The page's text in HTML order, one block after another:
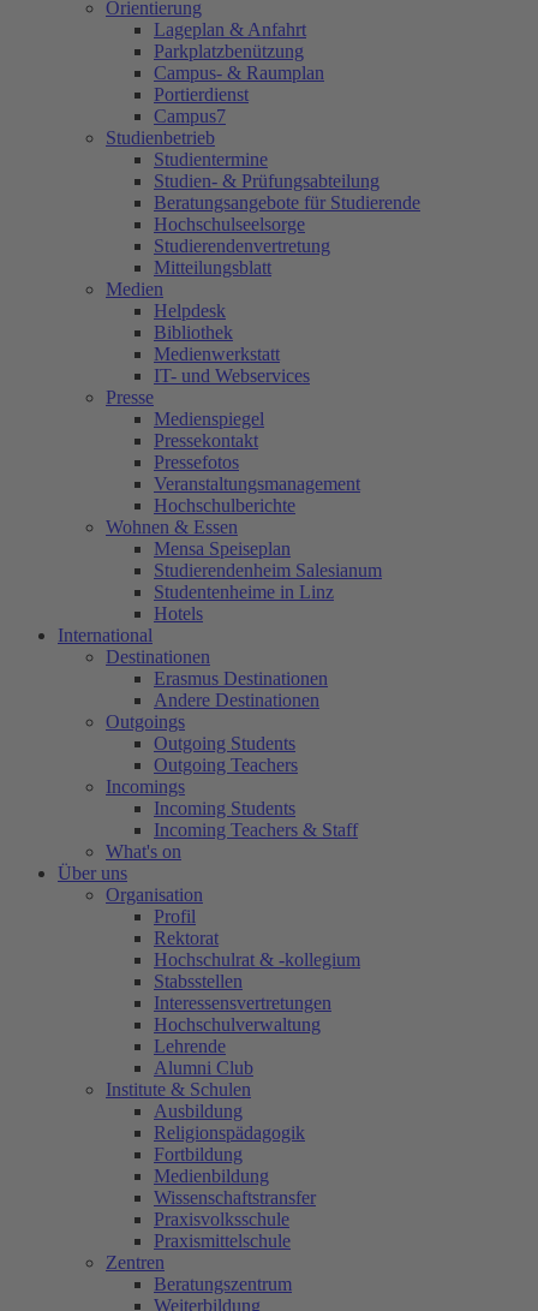
Orientierung
Lageplan & Anfahrt
Parkplatzbenützung
Campus- & Raumplan
Portierdienst
Campus7
Studienbetrieb
Studientermine
Studien- & Prüfungsabteilung
Beratungsangebote für Studierende
Hochschulseelsorge
Studierendenvertretung
Mitteilungsblatt
Medien
Helpdesk
Bibliothek
Medienwerkstatt
IT- und Webservices
Presse
Medienspiegel
Pressekontakt
Pressefotos
Veranstaltungsmanagement
Hochschulberichte
Wohnen & Essen
Mensa Speiseplan
Studierendenheim Salesianum
Studentenheime in Linz
Hotels
International
Destinationen
Erasmus Destinationen
Andere Destinationen
Outgoings
Outgoing Students
Outgoing Teachers
Incomings
Incoming Students
Incoming Teachers & Staff
What's on
Über uns
Organisation
Profil
Rektorat
Hochschulrat & -kollegium
Stabsstellen
Interessensvertretungen
Hochschulverwaltung
Lehrende
Alumni Club
Institute & Schulen
Ausbildung
Religionspädagogik
Fortbildung
Medienbildung
Wissenschaftstransfer
Praxisvolksschule
Praxismittelschule
Zentren
Beratungszentrum
Weiterbildung